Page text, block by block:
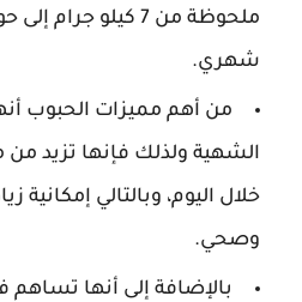
شهري.
من أهم مميزات الحبوب
الشهية ولذلك فإنها تزيد
خلال اليوم، وبالتالي
وصحي.
بالإضافة إلى أنها تساهم